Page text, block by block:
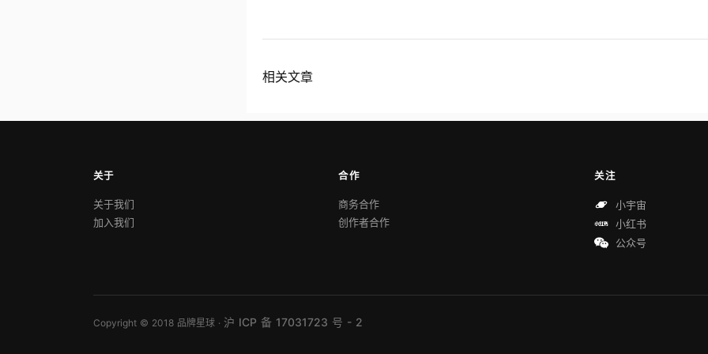
相关文章
关于
关于我们
加入我们
合作
商务合作
创作者合作
关注
小宇宙
小红书
公众号
Copyright © 2018 品牌星球 · 沪 ICP 备 17031723 号 - 2